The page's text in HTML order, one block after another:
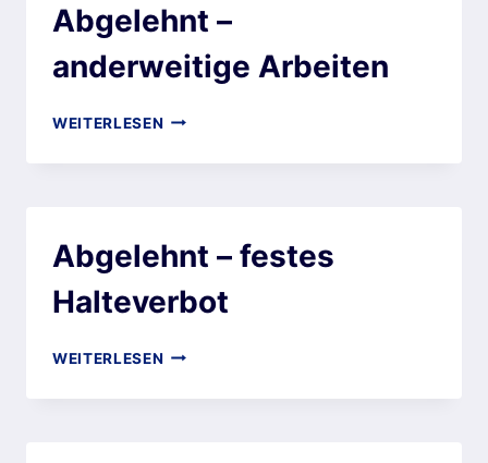
Abgelehnt –
anderweitige Arbeiten
WEITERLESEN
Abgelehnt – festes
Halteverbot
WEITERLESEN